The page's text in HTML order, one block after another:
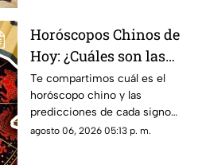
Horóscopos Chinos de
Hoy: ¿Cuáles son las
predicciones para este
jueves 6 de agosto de
2026?
Te compartimos cuál es el
horóscopo chino y las
predicciones de cada signo
para el día de hoy, jueves 6 de
agosto 06, 2026 05:13 p. m.